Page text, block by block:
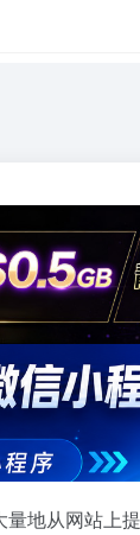
地从网站上